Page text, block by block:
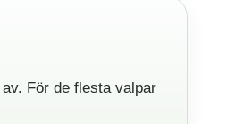
För de flesta valpar